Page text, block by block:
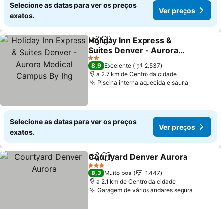
Selecione as datas para ver os preços
exatos.
Ver preços
PartilharAdicionar aos favoritos
Holiday Inn Express &
Suites Denver - Aurora
Medical Campus By Ihg
2 Estrelas
8,9 Excelente
2.537
a 2.7 km de Centro da cidade
Piscina interna aquecida e sauna
Selecione as datas para ver os preços
exatos.
Ver preços
PartilharAdicionar aos favoritos
Courtyard Denver Aurora
3 Estrelas
8,3 Muito boa
1.447
a 2.1 km de Centro da cidade
Garagem de vários andares segura